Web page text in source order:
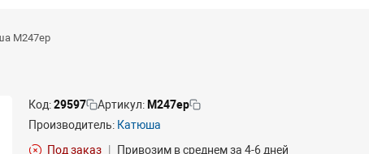
M247ep
Код:29597 Артикул: M247ep
Производитель: Катюша
Под заказ
Привозим в среднем за 4-6 дней